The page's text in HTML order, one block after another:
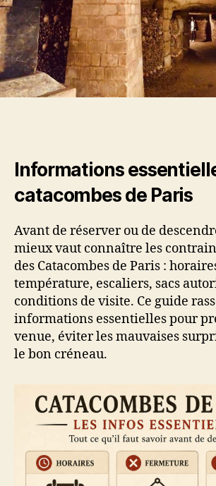
Informations
catacombes de Paris
Avant de réserver ou de
mieux vaut connaître les
des Catacombes de Paris :
température, escaliers, sacs
conditions de visite. Ce guide
informations essentielles pour
venue, éviter les mauvaises
le bon créneau.